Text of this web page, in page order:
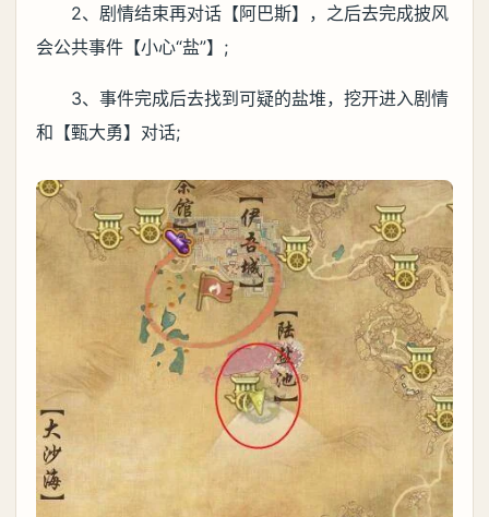
2、剧情结束再对话【阿巴斯】，之后去完成披风
会公共事件【小心“盐”】;
3、事件完成后去找到可疑的盐堆，挖开进入剧情
和【甄大勇】对话;